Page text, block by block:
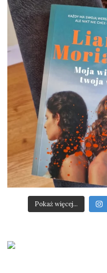
Pokaż więcej...